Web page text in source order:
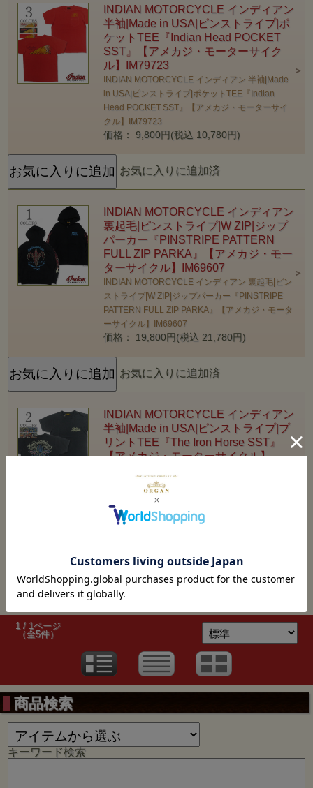
INDIAN MOTORCYCLE インディアン
半袖|Made in USA|ピンストライプ|ポ
ケットTEE『Indian Head POCKET
SST』【アメカジ・モーターサイク
ル】IM79723
INDIAN MOTORCYCLE インディアン 半袖|Made
in USA|ピンストライプ|ポケットTEE『Indian
Head POCKET SST』【アメカジ・モーターサイ
クル】IM79723
価格： 9,800円(税込 10,780円)
お気に入りに追加済
INDIAN MOTORCYCLE インディアン
裏起毛|ピンストライプ|W ZIP|ジップ
パーカー『PINSTRIPE PATTERN
FULL ZIP PARKA』【アメカジ・モー
ターサイクル】IM69607
INDIAN MOTORCYCLE インディアン 裏起毛|ピン
ストライプ|W ZIP|ジップパーカー『PINSTRIPE
PATTERN FULL ZIP PARKA』【アメカジ・モータ
ーサイクル】IM69607
価格： 19,800円(税込 21,780円)
お気に入りに追加済
INDIAN MOTORCYCLE インディアン
半袖|Made in USA|ピンストライプ|プ
リントTEE『The Iron Horse SST』
【アメカジ・モーターサイクル】
INDIAN MOTORCYCLE インディアン 半袖|Made
in USA|ピンストライプ|プリントTEE『The Iron
Horse SST』【アメカジ・モーターサイクル】
IM79720
価格： 8,900円(税込 9,790円)
お気に入りに追加済
1 / 1ページ
（全5件）
商品検索
キーワード検索